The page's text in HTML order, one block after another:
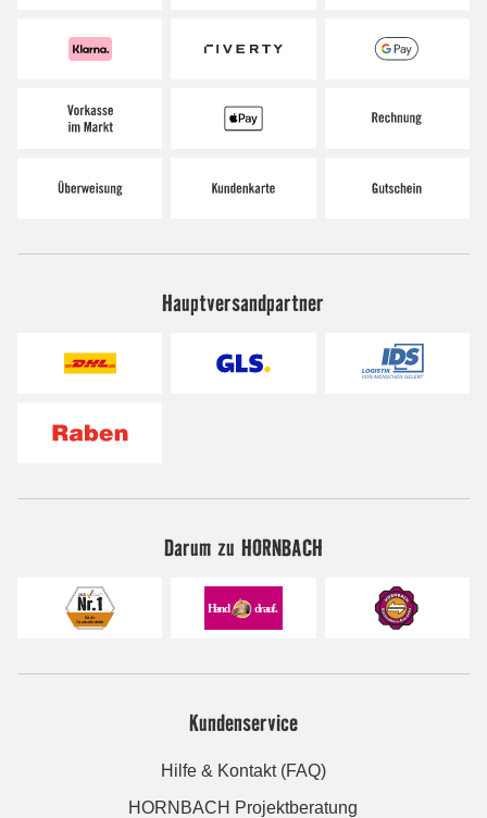
Hauptversandpartner
Darum zu HORNBACH
Kundenservice
Hilfe & Kontakt (FAQ)
HORNBACH Projektberatung